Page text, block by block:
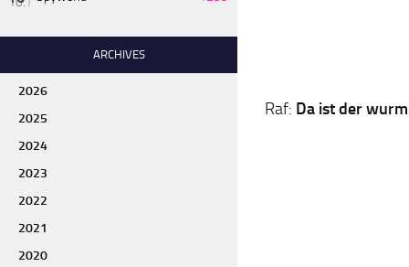
Raf: Da ist der
ARCHIVES
2026
2025
2024
2023
2022
2021
2020